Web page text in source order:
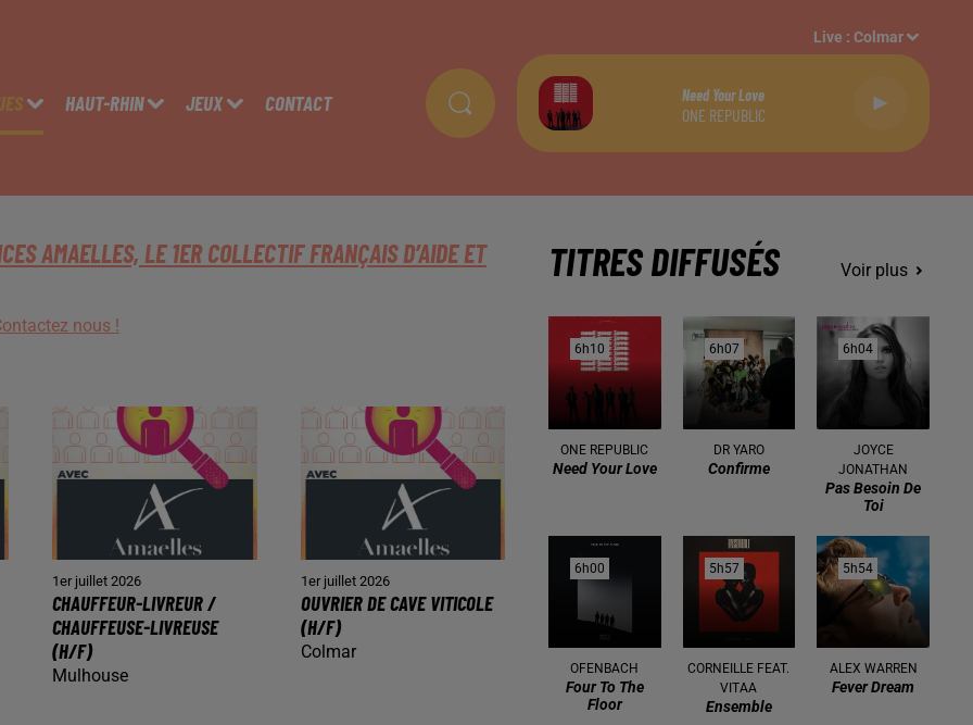
HAUT-RHIN JEUX CONTACT
Live :Colmar
Need Your Love
ONE REPUBLIC
AMAELLES, LE 1ER COLLECTIF FRANÇAIS D’AIDE ET
nous !
1er juillet 2026
CHAUFFEUR-LIVREUR /
CHAUFFEUSE-LIVREUSE
(H/F)
Mulhouse
1er juillet 2026
OUVRIER DE CAVE VITICOLE
(H/F)
Colmar
TITRES DIFFUSÉS Voir plus
6h10
6h10
ONE REPUBLIC
Need Your Love
6h07
6h07
DR YARO
Confirme
6h04
6h04
JOYCE
JONATHAN
Pas Besoin De
Toi
6h00
6h00
OFENBACH
Four To The
Floor
5h57
5h57
CORNEILLE FEAT.
VITAA
Ensemble
5h54
5h54
ALEX WARREN
Fever Dream